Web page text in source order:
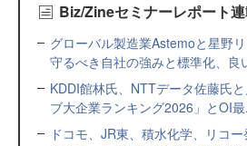
Biz/Zineセミナーレポート
グローバル製造業Astemoと星野リ
守るべき自社の強みと標準化、良
KDDI館林氏、NTTデータ佐藤氏
ブ大企業ランキング2026」とOI
ドコモ、JR東、積水化学、リコ